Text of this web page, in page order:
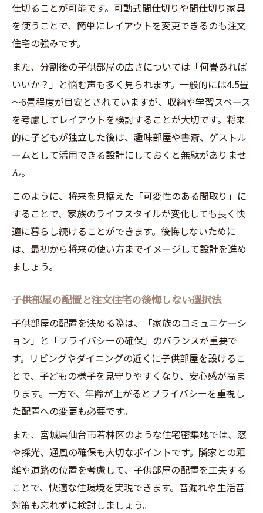
仕切ることが可能です。可動式間仕切りや間仕切り家具
を使うことで、簡単にレイアウトを変更できるのも注文
住宅の強みです。
また、分割後の子供部屋の広さについては「何畳あれば
いいか？」と悩む声も多く見られます。一般的には4.5畳
～6畳程度が目安とされていますが、収納や学習スペース
を考慮してレイアウトを検討することが大切です。将来
的に子どもが独立した後は、趣味部屋や書斎、ゲストル
ームとして活用できる設計にしておくと無駄がありませ
ん。
このように、将来を見据えた「可変性のある間取り」に
することで、家族のライフスタイルが変化しても長く快
適に暮らし続けることができます。後悔しないために
は、最初から将来の使い方までイメージして設計を進め
ましょう。
子供部屋の配置と注文住宅の後悔しない選択法
子供部屋の配置を決める際は、「家族のコミュニケーシ
ョン」と「プライバシーの確保」のバランスが重要で
す。リビングやダイニングの近くに子供部屋を設けるこ
とで、子どもの様子を見守りやすくなり、安心感が高ま
ります。一方で、年齢が上がるとプライバシーを重視し
た配置への変更も必要です。
また、宮城県仙台市若林区のような住宅密集地では、窓
や採光、通風の確保も大切なポイントです。隣家との距
離や道路の位置を考慮して、子供部屋の配置を工夫する
ことで、快適な住環境を実現できます。音漏れや生活音
対策も忘れずに検討しましょう。